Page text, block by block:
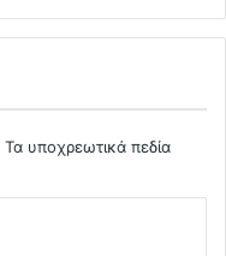
Τα υποχρεωτικά πεδία